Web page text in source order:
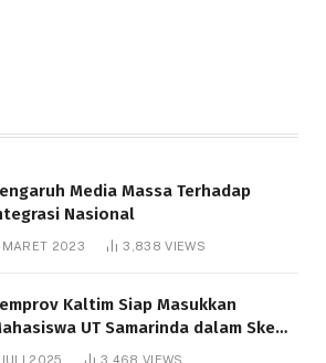
Media Massa Terhadap
Nasional
2023 3,838VIEWS
Kaltim Siap Masukkan
UT Samarinda dalam Skema
Pendidikan Gratispol
2025 3,468 VIEWS